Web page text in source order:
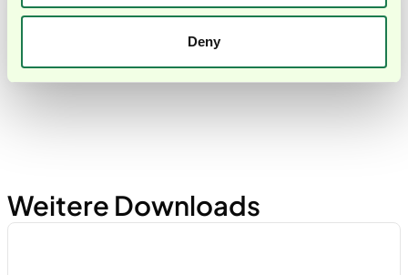
Deny
Welche Vorteile hat die Vorlage bei der
Erfassung von Bewirtungskosten?
Weitere Downloads